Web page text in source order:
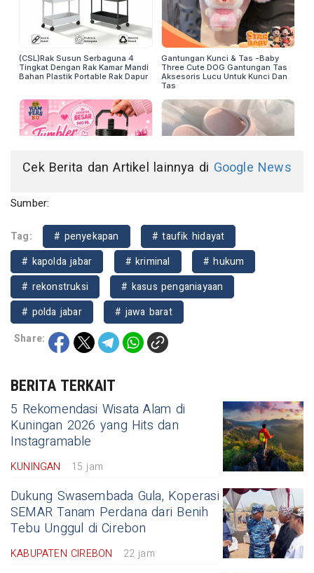
Cek Berita dan Artikel lainnya di Google News
Sumber:
Tag: # penyekapan
# taufik hidayat
# kapolda jabar
# kriminal
# hukum
# rekonstruksi
# kasus penganiayaan
# polda jabar
# jawa barat
Share:
BERITA TERKAIT
5 Rekomendasi Wisata Alam di
Kuningan 2026 yang Hits dan
Instagramable
KUNINGAN 15 jam
Dukung Swasembada Gula, Koperasi
SEMAR Tanam Perdana dari Benih
Tebu Unggul di Cirebon
KABUPATEN CIREBON 22 jam